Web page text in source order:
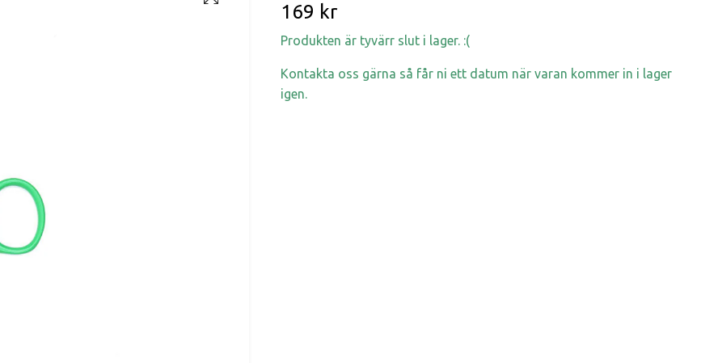
169 kr
Produkten är tyvärr slut i lager. :(
Kontakta oss gärna så får ni ett datum när varan kommer in i lager
igen.